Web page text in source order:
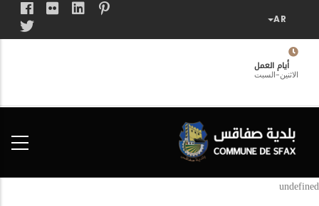
المحتوى
الرئيسيأيام العمل
الاثنين-السبت
undefined